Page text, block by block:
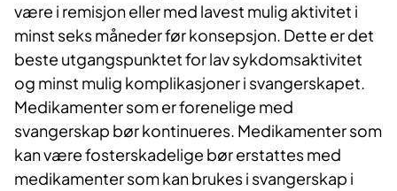
være i remisjon eller med lavest mulig aktivitet i
minst seks måneder før konsepsjon. Dette er det
beste utgangspunktet for lav sykdomsaktivitet
og minst mulig komplikasjoner i svangerskapet.
Medikamenter som er forenelige med
svangerskap bør kontinueres. Medikamenter som
kan være fosterskadelige bør erstattes med
medikamenter som kan brukes i svangerskap i